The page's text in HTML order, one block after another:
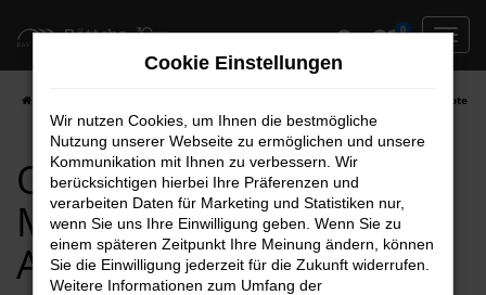
Zum
springen
0
Opel Corsa für Magdeburg Top Angebote
Opel Corsa für
Magdeburg Top
Angebote
Cookie Einstellungen
Wir nutzen Cookies, um Ihnen die bestmögliche
Nutzung unserer Webseite zu ermöglichen und unsere
Kommunikation mit Ihnen zu verbessern. Wir
berücksichtigen hierbei Ihre Präferenzen und
verarbeiten Daten für Marketing und Statistiken nur,
wenn Sie uns Ihre Einwilligung geben. Wenn Sie zu
einem späteren Zeitpunkt Ihre Meinung ändern, können
Sie die Einwilligung jederzeit für die Zukunft widerrufen.
Weitere Informationen zum Umfang der